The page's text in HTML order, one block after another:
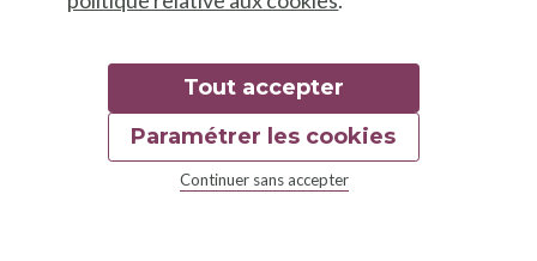
Tout accepter
Continuer sans accepter
Paramétrer les cookies